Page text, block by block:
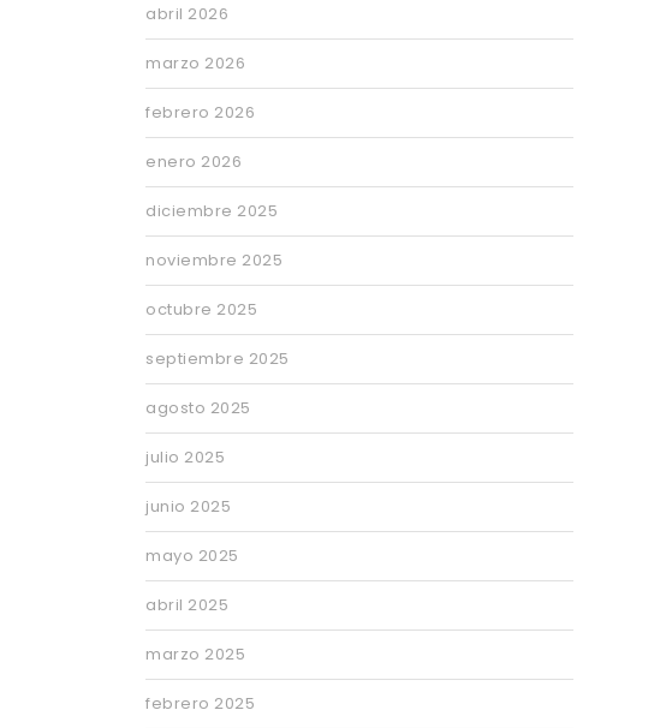
abril 2026
marzo 2026
febrero 2026
enero 2026
diciembre 2025
noviembre 2025
octubre 2025
septiembre 2025
agosto 2025
julio 2025
junio 2025
mayo 2025
abril 2025
marzo 2025
febrero 2025